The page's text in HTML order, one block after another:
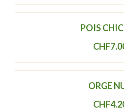
POIS
CHF
ORGE
CHF